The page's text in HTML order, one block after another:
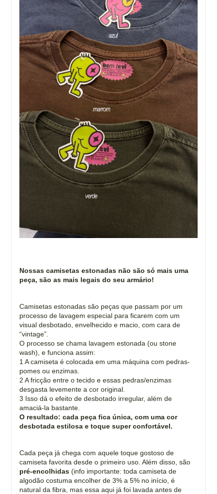
Nossas camisetas estonadas não são só mais uma
peça, são as mais legais do seu armário!
Camisetas estonadas são peças que passam por um
processo de lavagem especial para ficarem com um
visual desbotado, envelhecido e macio, com cara de
“vintage”.
O processo se chama lavagem estonada (ou stone
wash), e funciona assim:
1 A camiseta é colocada em uma máquina com pedras-
pomes ou enzimas.
2 A fricção entre o tecido e essas pedras/enzimas
desgasta levemente a cor original.
3 Isso dá o efeito de desbotado irregular, além de
amaciá-la bastante.
O resultado: cada peça fica única, com uma cor
desbotada estilosa e toque super confortável.
Cada peça já chega com aquele toque gostoso de
camiseta favorita desde o primeiro uso. Além disso, são
pré-encolhidas (info importante: toda camiseta de
algodão costuma encolher de 3% a 5% no início, é
natural da fibra, mas essa aqui já foi lavada antes de